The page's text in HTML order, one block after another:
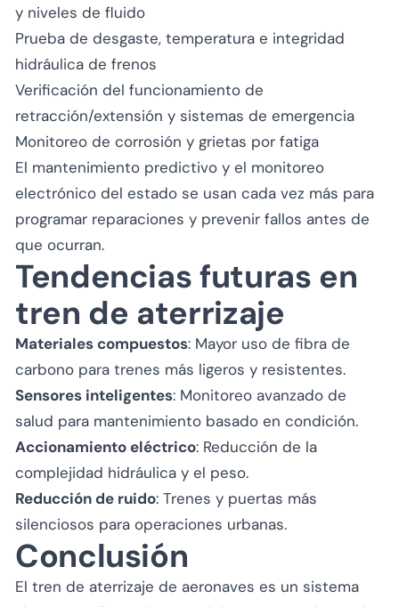
y niveles de fluido
Prueba de desgaste, temperatura e integridad
hidráulica de frenos
Verificación del funcionamiento de
retracción/extensión y sistemas de emergencia
Monitoreo de corrosión y grietas por fatiga
El mantenimiento predictivo y el monitoreo
electrónico del estado se usan cada vez más para
programar reparaciones y prevenir fallos antes de
que ocurran.
Tendencias futuras en
tren de aterrizaje
Materiales compuestos: Mayor uso de fibra de
carbono para trenes más ligeros y resistentes.
Sensores inteligentes: Monitoreo avanzado de
salud para mantenimiento basado en condición.
Accionamiento eléctrico: Reducción de la
complejidad hidráulica y el peso.
Reducción de ruido: Trenes y puertas más
silenciosos para operaciones urbanas.
Conclusión
El tren de aterrizaje de aeronaves es un sistema